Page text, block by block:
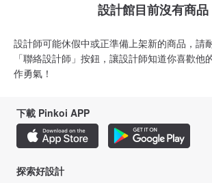
設計館目前沒有商品
設計師可能休假中或正準備上架新的商品，請
「聯絡設計師」按鈕，讓設計師知道你喜歡他
作勇氣！
下載 Pinkoi APP
探索好設計